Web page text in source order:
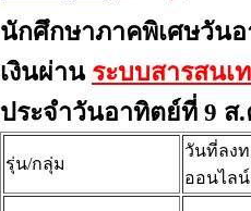
นักศึกษาภาคพิเศษวัน
เงินผ่าน ระบบสารสนเ
ประจำวันอาทิตย์ที่ 9 ส.
รุ่น/กลุ่ม
วันที่ลงท
ออนไลน์